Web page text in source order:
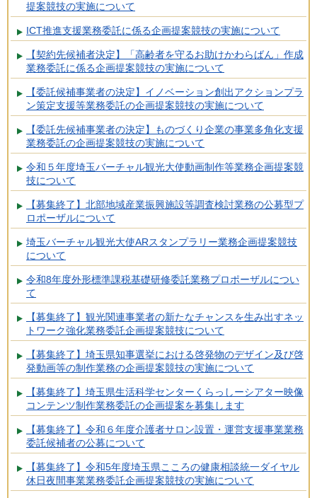
提案競技の実施について
ICT推進支援業務委託に係る企画提案競技の実施について
【契約先候補者決定】「高齢者を守るお助けかわらばん」作成
業務委託に係る企画提案競技の実施について
【委託候補事業者の決定】イノベーション創出アクションプラ
ン策定支援等業務委託の企画提案競技の実施について
【委託先候補事業者の決定】ものづくり企業の事業多角化支援
業務委託の企画提案競技の実施について
令和５年度埼玉バーチャル観光大使動画制作等業務企画提案競
技について
【募集終了】北部地域産業振興施設等調査検討業務の公募型プ
ロポーザルについて
埼玉バーチャル観光大使ARスタンプラリー業務企画提案競技
について
令和8年度外形標準課税基礎研修委託業務プロポーザルについ
て
【募集終了】観光関連事業者の新たなチャンスを生み出すネッ
トワーク強化業務委託企画提案競技について
【募集終了】埼玉県知事選挙における啓発物のデザイン及び啓
発動画等の制作業務の企画提案競技の実施について
【募集終了】埼玉県生活科学センターくらっしーシアター映像
コンテンツ制作業務委託の企画提案を募集します
【募集終了】令和６年度介護者サロン設置・運営支援事業業務
委託候補者の公募について
【募集終了】令和5年度埼玉県こころの健康相談統一ダイヤル
休日夜間事業業務委託企画提案競技の実施について